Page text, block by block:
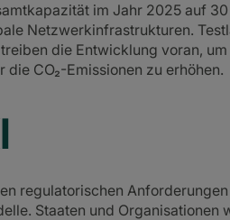
im Jahr 2025 auf
Netzwerkinfrastrukturen.
die Entwicklung voran,
CO₂-Emissionen zu erhöhen.
regulatorischen
Staaten und Organisationen